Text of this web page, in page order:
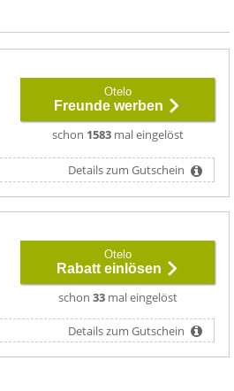
Otelo
Freunde werben
schon 1583mal eingelöst
Details zum Gutschein
Otelo
Rabatt einlösen
schon 33mal eingelöst
Details zum Gutschein